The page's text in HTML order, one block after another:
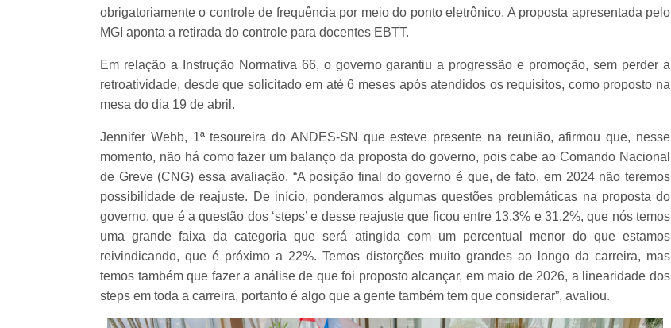
obrigatoriamente o controle de frequência por meio do ponto eletrônico. A proposta apresentada pelo
MGI aponta a retirada do controle para docentes EBTT.
Em relação a Instrução Normativa 66, o governo garantiu a progressão e promoção, sem perder a
retroatividade, desde que solicitado em até 6 meses após atendidos os requisitos, como proposto na
mesa do dia 19 de abril.
Jennifer Webb, 1ª tesoureira do ANDES-SN que esteve presente na reunião, afirmou que, nesse
momento, não há como fazer um balanço da proposta do governo, pois cabe ao Comando Nacional
de Greve (CNG) essa avaliação. “A posição final do governo é que, de fato, em 2024 não teremos
possibilidade de reajuste. De início, ponderamos algumas questões problemáticas na proposta do
governo, que é a questão dos ‘steps’ e desse reajuste que ficou entre 13,3% e 31,2%, que nós temos
uma grande faixa da categoria que será atingida com um percentual menor do que estamos
reivindicando, que é próximo a 22%. Temos distorções muito grandes ao longo da carreira, mas
temos também que fazer a análise de que foi proposto alcançar, em maio de 2026, a linearidade dos
steps em toda a carreira, portanto é algo que a gente também tem que considerar”, avaliou.